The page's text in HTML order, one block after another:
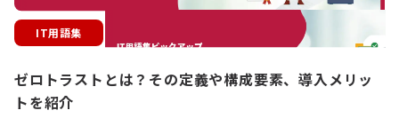
IT用語集
ゼロトラストとは？その定義や構成要素、導入メリッ
トを紹介